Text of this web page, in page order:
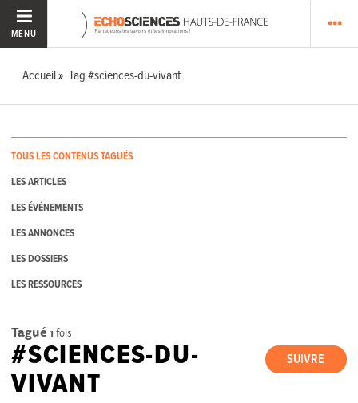
MENU
Accueil Tag #sciences-du-vivant
TOUS LES CONTENUS TAGUÉS
LES ARTICLES
LES ÉVÉNEMENTS
LES ANNONCES
LES DOSSIERS
LES RESSOURCES
Tagué 1 fois
SUIVRE
#SCIENCES-DU-
VIVANT